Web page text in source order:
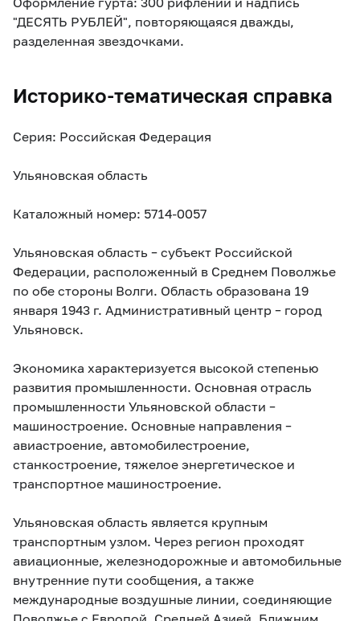
"ДЕСЯТЬ РУБЛЕЙ", повторяющаяся дважды,
разделенная звездочками.
Историко-тематическая справка
Серия: Российская Федерация
Ульяновская область
Каталожный номер: 5714-0057
Ульяновская область – субъект Российской
Федерации, расположенный в Среднем Поволжье
по обе стороны Волги. Область образована 19
января 1943 г. Административный центр – город
Ульяновск.
Экономика характеризуется высокой степенью
развития промышленности. Основная отрасль
промышленности Ульяновской области –
машиностроение. Основные направления –
авиастроение, автомобилестроение,
станкостроение, тяжелое энергетическое и
транспортное машиностроение.
Ульяновская область является крупным
транспортным узлом. Через регион проходят
авиационные, железнодорожные и автомобильные
внутренние пути сообщения, а также
международные воздушные линии, соединяющие
Поволжье с Европой, Средней Азией, Ближним